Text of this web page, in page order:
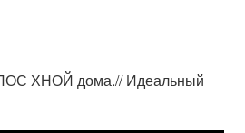
ХНОЙ дома.// Идеальный